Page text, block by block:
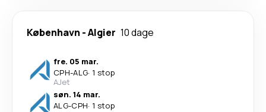
København -Algier 10 dage
fre. 05 mar.
CPH-ALG· 1 stop
AJet
søn. 14 mar.
ALG-CPH· 1 stop